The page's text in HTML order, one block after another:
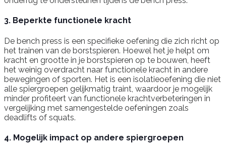
3. Beperkte functionele kracht
De bench press is een specifieke oefening die zich richt op
het trainen van de borstspieren. Hoewel het je helpt om
kracht en grootte in je borstspieren op te bouwen, heeft
het weinig overdracht naar functionele kracht in andere
bewegingen of sporten. Het is een isolatieoefening die niet
alle spiergroepen gelijkmatig traint, waardoor je mogelijk
minder profiteert van functionele krachtverbeteringen in
vergelijking met samengestelde oefeningen zoals
deadlifts of squats.
4. Mogelijk impact op andere spiergroepen